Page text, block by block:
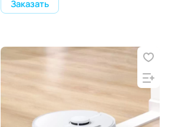
Заказать